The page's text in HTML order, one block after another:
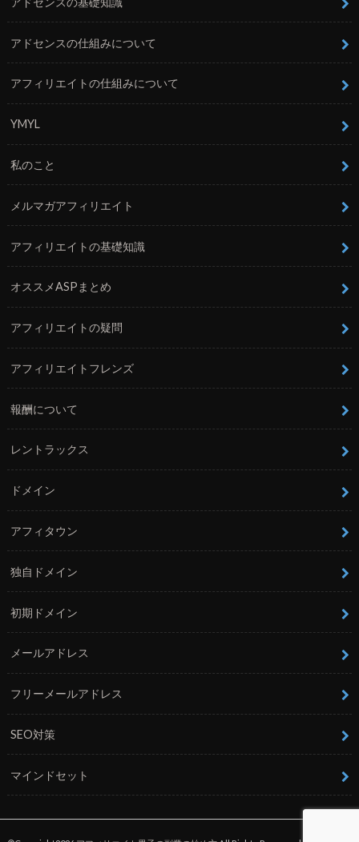
アドセンスの仕組みについて
アフィリエイトの仕組みについて
YMYL
私のこと
メルマガアフィリエイト
アフィリエイトの基礎知識
オススメASPまとめ
アフィリエイトの疑問
アフィリエイトフレンズ
報酬について
レントラックス
ドメイン
アフィタウン
独自ドメイン
初期ドメイン
メールアドレス
フリーメールアドレス
SEO対策
マインドセット